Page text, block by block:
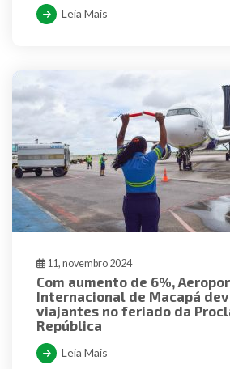
Leia Mais
11, novembro 2024
Com aumento de 6%,
Internacional de Macapá
viajantes no feriado da
República
Leia Mais